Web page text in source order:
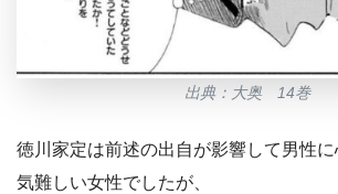
出典：大奥 14巻
徳川家定は前述の出自が影響して男性に
気難しい女性でしたが、